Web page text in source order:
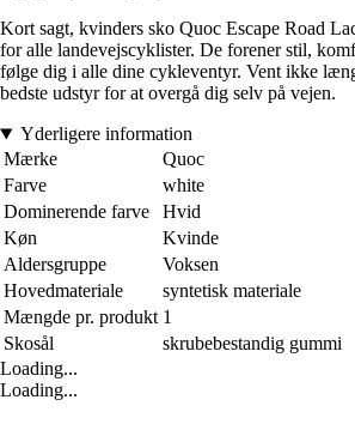
Kort sagt, kvinders sko Quoc Escape Road
for alle landevejscyklister. De forener stil,
følge dig i alle dine cykleventyr. Vent ikke
bedste udstyr for at overgå dig selv på vejen.
Yderligere information
Mærke
Quoc
Farve
white
Dominerende farve
Hvid
Køn
Kvinde
Aldersgruppe
Voksen
Hovedmateriale
syntetisk materiale
Mængde pr. produkt 1
Skosål
skrubebestandig gummi
Loading...
Loading...